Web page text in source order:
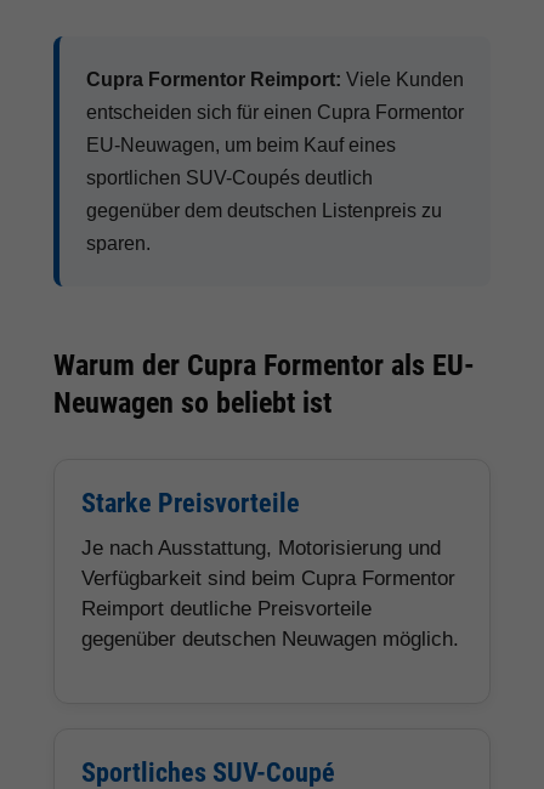
Cupra Formentor Reimport: Viele Kunden
entscheiden sich für einen Cupra Formentor
EU-Neuwagen, um beim Kauf eines
sportlichen SUV-Coupés deutlich
gegenüber dem deutschen Listenpreis zu
sparen.
Warum der Cupra Formentor als EU-
Neuwagen so beliebt ist
Starke Preisvorteile
Je nach Ausstattung, Motorisierung und
Verfügbarkeit sind beim Cupra Formentor
Reimport deutliche Preisvorteile
gegenüber deutschen Neuwagen möglich.
Sportliches SUV-Coupé